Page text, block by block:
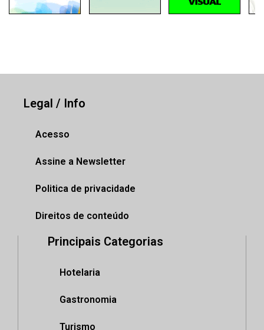
Legal / Info
Acesso
Assine a Newsletter
Politica de privacidade
Direitos de conteúdo
Principais Categorias
Hotelaria
Gastronomia
Turismo